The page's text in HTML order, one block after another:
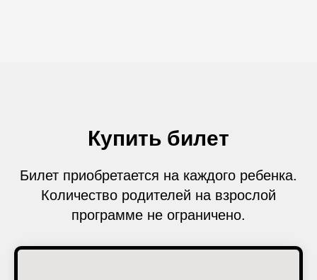
Купить билет
Билет приобретается на каждого ребенка.
Количество родителей на взрослой
программе не ограничено.